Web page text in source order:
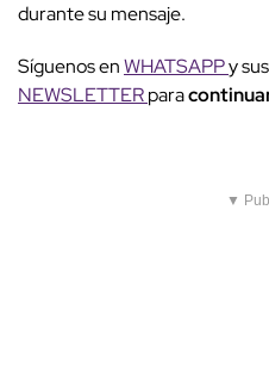
durante su mensaje.
Síguenos enWHATSAPPy
NEWSLETTERpara
▼